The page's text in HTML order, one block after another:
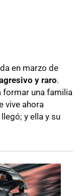
en marzo de
y raro.
formar una familia
vive ahora
y ella y su